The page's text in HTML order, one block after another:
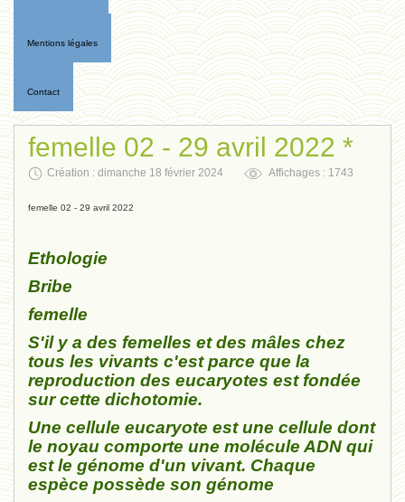
Mentions légales
Contact
femelle 02 - 29 avril 2022 *
Création : dimanche 18 février 2024 Affichages : 1743
femelle 02 - 29 avril 2022
Ethologie
Bribe
femelle
S'il y a des femelles et des mâles chez
tous les vivants c'est parce que la
reproduction des eucaryotes est fondée
sur cette dichotomie.
Une cellule eucaryote est une cellule dont
le noyau comporte une molécule ADN qui
est le génome d'un vivant. Chaque
espèce possède son génome